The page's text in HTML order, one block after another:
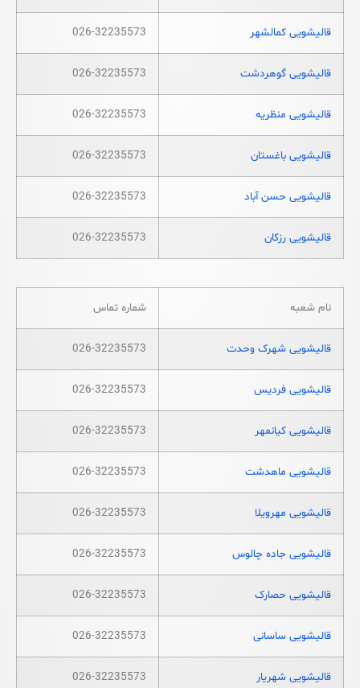
قالیشویی کمالشهر 026-32235573
قالیشویی گوهردشت 026-32235573
قالیشویی منظریه 026-32235573
قالیشویی باغستان 026-32235573
قالیشویی حسن آباد 026-32235573
قالیشویی رزکان 026-32235573
نام شعبه شماره تماس
قالیشویی شهرک وحدت 026-32235573
قالیشویی فردیس 026-32235573
قالیشویی کیانمهر 026-32235573
قالیشویی ماهدشت 026-32235573
قالیشویی مهرویلا 026-32235573
قالیشویی جاده چالوس 026-32235573
قالیشویی حصارک 026-32235573
قالیشویی ساسانی 026-32235573
قالیشویی شهریار 026-32235573